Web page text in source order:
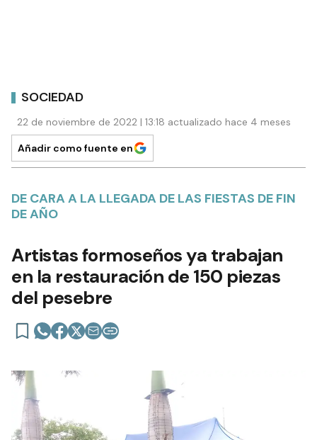
SOCIEDAD
22 de noviembre de 2022 | 13:18 actualizado hace 4 meses
Añadir como fuente en
DE CARA A LA LLEGADA DE LAS FIESTAS DE FIN
DE AÑO
Artistas formoseños ya trabajan
en la restauración de 150 piezas
del pesebre